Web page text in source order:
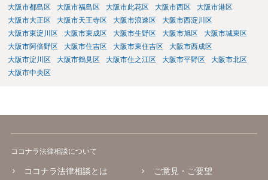
大阪市都島区
大阪市福島区 大阪市此花区 大阪市西区
大阪市港区
大阪市大正区
大阪市天王寺区 大阪市浪速区
大阪市西淀川区
大阪市東淀川区
大阪市東成区 大阪市生野区 大阪市旭区
大阪市城東区
大阪市阿倍野区
大阪市住吉区 大阪市東住吉区
大阪市西成区
大阪市淀川区
大阪市鶴見区 大阪市住之江区 大阪市平野区
大阪市北区
大阪市中央区
ココナラ法律相談について
ココナラ法律相談とは ご意見・ご要望